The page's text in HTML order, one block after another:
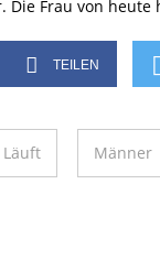
TEILEN
Läuft Männer